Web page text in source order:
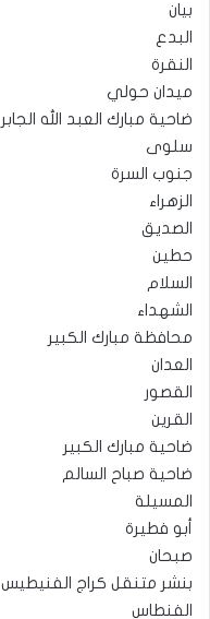
بيان
البدع
النقرة
ميدان حولي
ضاحية مبارك العبد الله الجابر
سلوى
جنوب السرة
الزهراء
الصديق
حطين
السلام
الشهداء
محافظة مبارك الكبير
العدان
القصور
القرين
ضاحية مبارك الكبير
ضاحية صباح السالم
المسيلة
أبو فطيرة
صبحان
بنشر متنقل كراج الفنيطيس
الفنطاس